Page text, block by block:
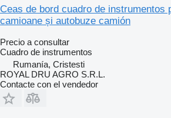
Ceas de bord cuadro de instrumentos
camioane și autobuze camión
Precio a consultar
Cuadro de instrumentos
Rumanía, Cristesti
ROYAL DRU AGRO S.R.L.
Contacte con el vendedor